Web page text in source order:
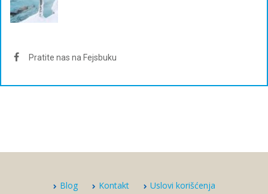
Pratite nas na Fejsbuku
Blog Kontakt Uslovi korišćenja